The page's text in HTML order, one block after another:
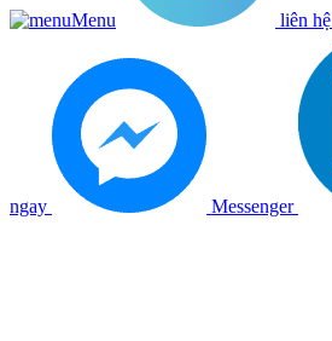
Menu liên hệ
ngay Messenger